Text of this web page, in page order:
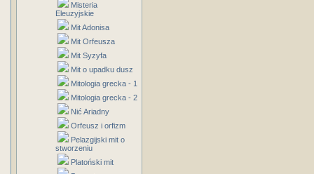
Misteria
Eleuzyjskie
Mit Adonisa
Mit Orfeusza
Mit Syzyfa
Mit o upadku dusz
Mitologia grecka - 1
Mitologia grecka - 2
Nić Ariadny
Orfeusz i orfizm
Pelazgijski mit o
stworzeniu
Platoński mit